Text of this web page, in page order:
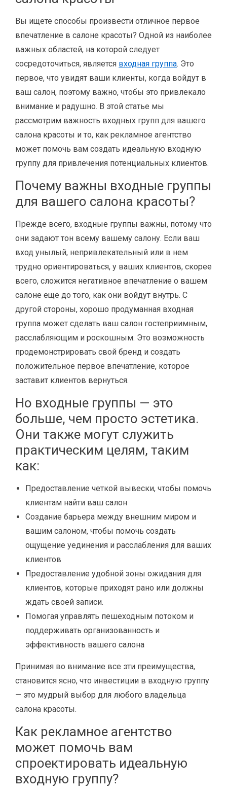
Вы ищете способы произвести отличное первое
впечатление в салоне красоты? Одной из наиболее
важных областей, на которой следует
сосредоточиться, является входная группа. Это
первое, что увидят ваши клиенты, когда войдут в
ваш салон, поэтому важно, чтобы это привлекало
внимание и радушно. В этой статье мы
рассмотрим важность входных групп для вашего
салона красоты и то, как рекламное агентство
может помочь вам создать идеальную входную
группу для привлечения потенциальных клиентов.
Почему важны входные группы
для вашего салона красоты?
Прежде всего, входные группы важны, потому что
они задают тон всему вашему салону. Если ваш
вход унылый, непривлекательный или в нем
трудно ориентироваться, у ваших клиентов, скорее
всего, сложится негативное впечатление о вашем
салоне еще до того, как они войдут внутрь. С
другой стороны, хорошо продуманная входная
группа может сделать ваш салон гостеприимным,
расслабляющим и роскошным. Это возможность
продемонстрировать свой бренд и создать
положительное первое впечатление, которое
заставит клиентов вернуться.
Но входные группы — это
больше, чем просто эстетика.
Они также могут служить
практическим целям, таким
как:
Предоставление четкой вывески, чтобы помочь
клиентам найти ваш салон
Создание барьера между внешним миром и
вашим салоном, чтобы помочь создать
ощущение уединения и расслабления для ваших
клиентов
Предоставление удобной зоны ожидания для
клиентов, которые приходят рано или должны
ждать своей записи.
Помогая управлять пешеходным потоком и
поддерживать организованность и
эффективность вашего салона
Принимая во внимание все эти преимущества,
становится ясно, что инвестиции в входную группу
— это мудрый выбор для любого владельца
салона красоты.
Как рекламное агентство
может помочь вам
спроектировать идеальную
входную группу?